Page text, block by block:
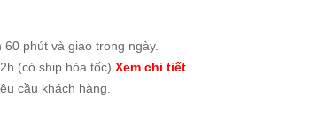
60 phút và giao trong ngày.
(có ship hỏa tốc) Xem chi tiết
cầu khách hàng.